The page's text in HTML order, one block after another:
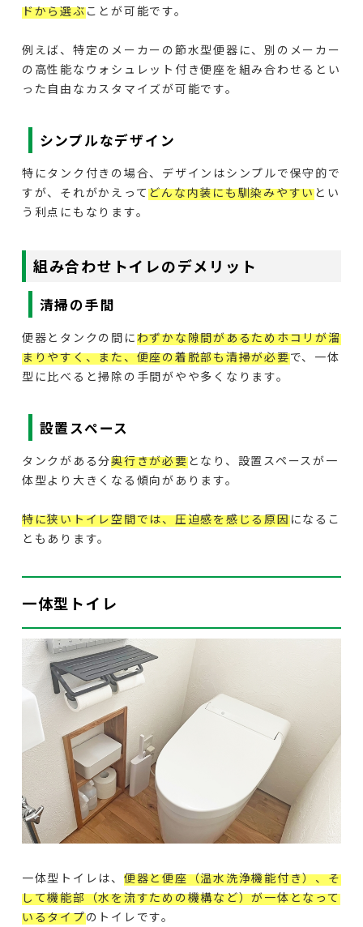
ドから選ぶことが可能です。
例えば、特定のメーカーの節水型便器に、別のメーカー
の高性能なウォシュレット付き便座を組み合わせるとい
った自由なカスタマイズが可能です。
シンプルなデザイン
特にタンク付きの場合、デザインはシンプルで保守的で
すが、それがかえってどんな内装にも馴染みやすいとい
う利点にもなります。
組み合わせトイレのデメリット
清掃の手間
便器とタンクの間にわずかな隙間があるためホコリが溜
まりやすく、また、便座の着脱部も清掃が必要で、一体
型に比べると掃除の手間がやや多くなります。
設置スペース
タンクがある分奥行きが必要となり、設置スペースが一
体型より大きくなる傾向があります。
特に狭いトイレ空間では、圧迫感を感じる原因になるこ
ともあります。
一体型トイレ
一体型トイレは、 便器と便座（温水洗浄機能付き）、そ
して機能部（水を流すための機構など）が一体となって
いるタイプのトイレです。